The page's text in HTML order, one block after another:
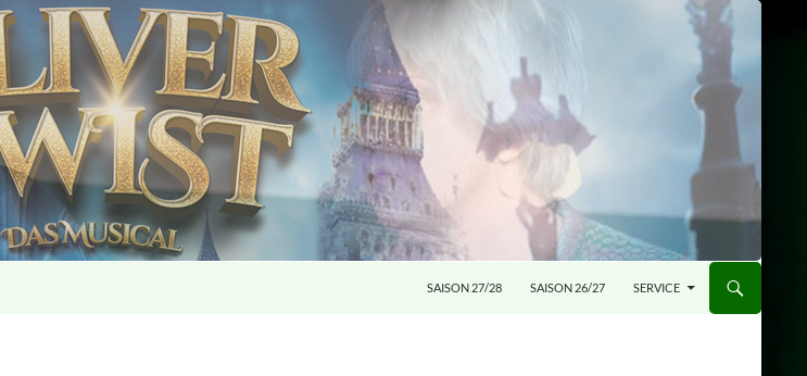
SAISON 27/28 SAISON 26/27 SERVICE